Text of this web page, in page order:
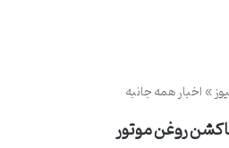
»اخبار همه جانبه
روغن موتور